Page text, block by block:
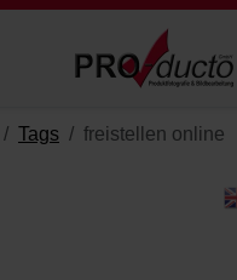
Toggle
Tags freistellen online